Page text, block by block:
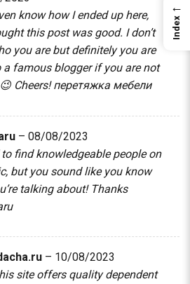
know how I ended up here,
this post was good. I don’t
you are but definitely you are
a famous blogger if you are not
Cheers!перетяжка мебели
– 08/08/2023
to find knowledgeable people on
but you sound like you know
talking about! Thanks
– 10/08/2023
site offers quality dependent
←
Index